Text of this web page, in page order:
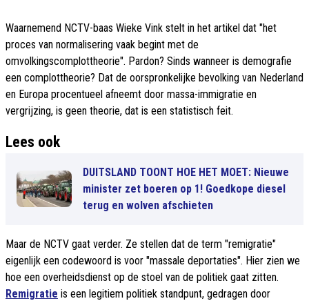
Waarnemend NCTV-baas Wieke Vink stelt in het artikel dat "het
proces van normalisering vaak begint met de
omvolkingscomplottheorie". Pardon? Sinds wanneer is demografie
een complottheorie? Dat de oorspronkelijke bevolking van Nederland
en Europa procentueel afneemt door massa-immigratie en
vergrijzing, is geen theorie, dat is een statistisch feit.
Lees ook
DUITSLAND TOONT HOE HET MOET: Nieuwe
minister zet boeren op 1! Goedkope diesel
terug en wolven afschieten
Maar de NCTV gaat verder. Ze stellen dat de term "remigratie"
eigenlijk een codewoord is voor "massale deportaties". Hier zien we
hoe een overheidsdienst op de stoel van de politiek gaat zitten.
Remigratie is een legitiem politiek standpunt, gedragen door